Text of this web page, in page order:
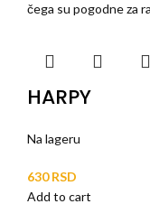
čega su pogodne za
HARPY
Na lageru
RSD
Add to cart